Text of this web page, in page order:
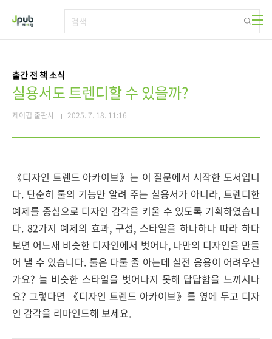
출간 전 책 소식
실용서도 트렌디할 수 있을까?
제이펍 출판사 2025. 7. 18. 11:16
《디자인 트렌드 아카이브》는 이 질문에서 시작한 도서입니
다. 단순히 툴의 기능만 알려 주는 실용서가 아니라, 트렌디한
예제를 중심으로 디자인 감각을 키울 수 있도록 기획하였습니
다. 82가지 예제의 효과, 구성, 스타일을 하나하나 따라 하다
보면 어느새 비슷한 디자인에서 벗어나, 나만의 디자인을 만들
어 낼 수 있습니다. 툴은 다룰 줄 아는데 실전 응용이 어려우신
가요? 늘 비슷한 스타일을 벗어나지 못해 답답함을 느끼시나
요? 그렇다면 《디자인 트렌드 아카이브》를 옆에 두고 디자
인 감각을 리마인드해 보세요.